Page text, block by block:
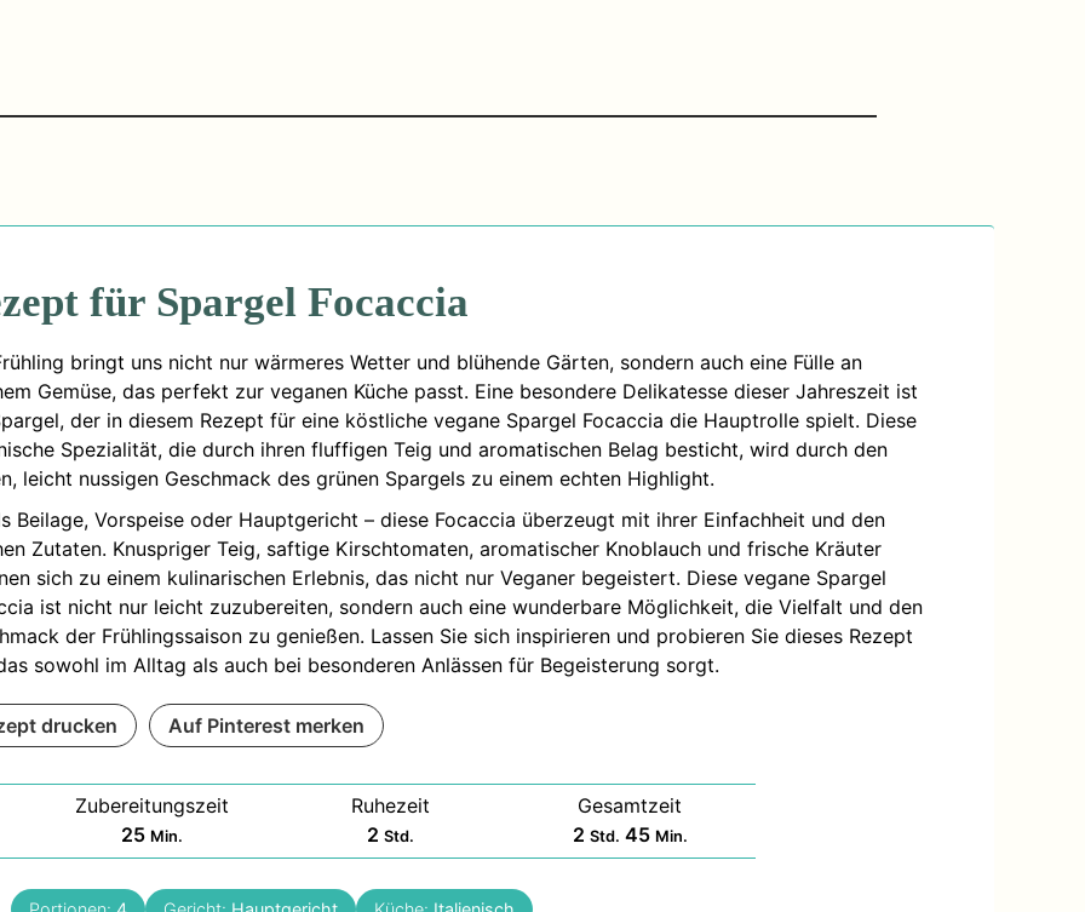
für Spargel Focaccia
bringt uns nicht nur wärmeres Wetter und blühende Gärten, sondern auch eine Fülle an
Gemüse, das perfekt zur veganen Küche passt. Eine besondere Delikatesse dieser Jahreszeit ist
der in diesem Rezept für eine köstliche vegane Spargel Focaccia die Hauptrolle spielt. Diese
Spezialität, die durch ihren fluffigen Teig und aromatischen Belag besticht, wird durch den
leicht nussigen Geschmack des grünen Spargels zu einem echten Highlight.
Beilage, Vorspeise oder Hauptgericht – diese Focaccia überzeugt mit ihrer Einfachheit und den
Zutaten. Knuspriger Teig, saftige Kirschtomaten, aromatischer Knoblauch und frische Kräuter
sich zu einem kulinarischen Erlebnis, das nicht nur Veganer begeistert. Diese vegane Spargel
ist nicht nur leicht zuzubereiten, sondern auch eine wunderbare Möglichkeit, die Vielfalt und den
der Frühlingssaison zu genießen. Lassen Sie sich inspirieren und probieren Sie dieses Rezept
sowohl im Alltag als auch bei besonderen Anlässen für Begeisterung sorgt.
drucken Auf Pinterest merken
Zubereitungszeit
25Minuten
Min.
Ruhezeit
2 Stunden
Std.
Gesamtzeit
2Stunden
Std. 45Minuten
Min.